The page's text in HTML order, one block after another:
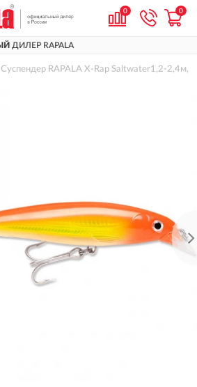
0 0
Суспендер RAPALA X-Rap Saltwater1,2-2,4м,